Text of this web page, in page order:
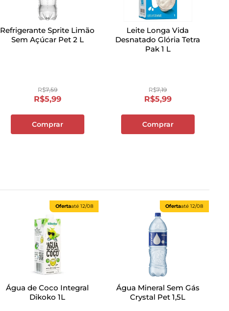
Refrigerante Sprite Limão
Sem Açúcar Pet 2 L
R$7,59
R$5,99
Comprar
Leite Longa Vida
Desnatado Glória Tetra
Pak 1 L
R$7,19
R$5,99
Comprar
Ofertaaté 12/08
Água de Coco Integral
Dikoko 1L
Ofertaaté12/08
Água Mineral Sem Gás
Crystal Pet 1,5L